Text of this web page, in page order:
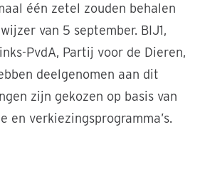
één zetel zouden behalen
van 5 september. BIJ1,
PvdA, Partij voor de Dieren,
deelgenomen aan dit
zijn gekozen op basis van
en verkiezingsprogramma’s.